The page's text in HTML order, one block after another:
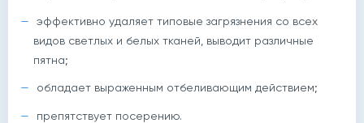
эффективно удаляет типовые загрязнения со всех
видов светлых и белых тканей, выводит различные
пятна;
обладает выраженным отбеливающим действием;
препятствует посерению.